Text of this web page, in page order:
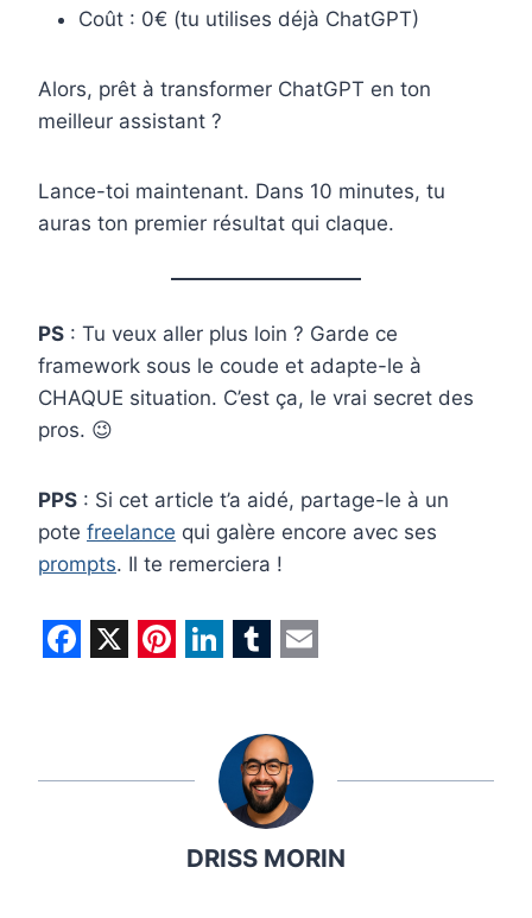
Coût : 0€ (tu utilises déjà ChatGPT)
Alors, prêt à transformer ChatGPT en ton
meilleur assistant ?
Lance-toi maintenant. Dans 10 minutes, tu
auras ton premier résultat qui claque.
PS : Tu veux aller plus loin ? Garde ce
framework sous le coude et adapte-le à
CHAQUE situation. C’est ça, le vrai secret des
pros. 😉
PPS : Si cet article t’a aidé, partage-le à un
pote freelance qui galère encore avec ses
prompts. Il te remerciera !
e
t
k
d
m
b
l
r
a
i
l
DRISS MORIN